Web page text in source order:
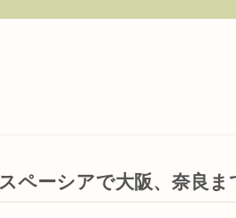
スペーシアで大阪、奈良